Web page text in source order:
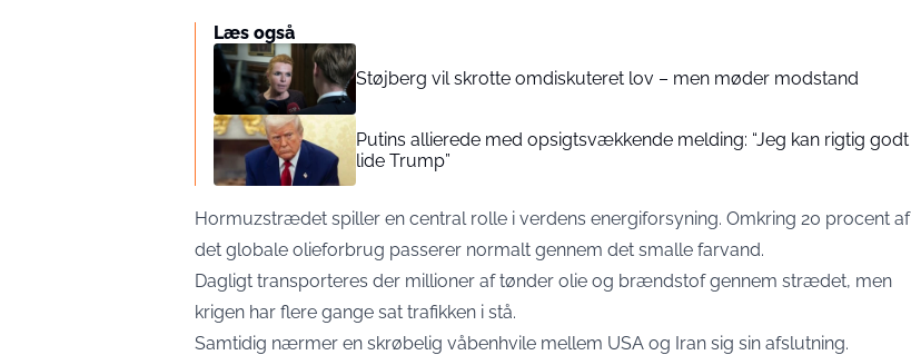
Læs også
Støjberg vil skrotte omdiskuteret lov – men møder modstand
Putins allierede med opsigtsvækkende melding: “Jeg kan rigtig godt
lide Trump”
Hormuzstrædet spiller en central rolle i verdens energiforsyning. Omkring 20 procent af
det globale olieforbrug passerer normalt gennem det smalle farvand.
Dagligt transporteres der millioner af tønder olie og brændstof gennem strædet, men
krigen har flere gange sat trafikken i stå.
Samtidig nærmer en skrøbelig våbenhvile mellem USA og Iran sig sin afslutning.